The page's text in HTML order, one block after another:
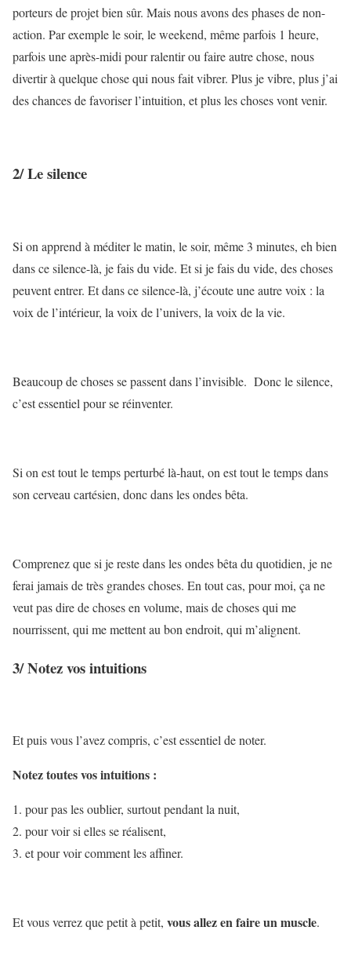
porteurs de projet bien sûr. Mais nous avons des phases de non-
action. Par exemple le soir, le weekend, même parfois 1 heure,
parfois une après-midi pour ralentir ou faire autre chose, nous
divertir à quelque chose qui nous fait vibrer. Plus je vibre, plus j’ai
des chances de favoriser l’intuition, et plus les choses vont venir.
2/ Le silence
Si on apprend à méditer le matin, le soir, même 3 minutes, eh bien
dans ce silence-là, je fais du vide. Et si je fais du vide, des choses
peuvent entrer. Et dans ce silence-là, j’écoute une autre voix : la
voix de l’intérieur, la voix de l’univers, la voix de la vie.
Beaucoup de choses se passent dans l’invisible. Donc le silence,
c’est essentiel pour se réinventer.
Si on est tout le temps perturbé là-haut, on est tout le temps dans
son cerveau cartésien, donc dans les ondes bêta.
Comprenez que si je reste dans les ondes bêta du quotidien, je ne
ferai jamais de très grandes choses. En tout cas, pour moi, ça ne
veut pas dire de choses en volume, mais de choses qui me
nourrissent, qui me mettent au bon endroit, qui m’alignent.
3/ Notez vos intuitions
Et puis vous l’avez compris, c’est essentiel de noter.
Notez toutes vos intuitions :
pour pas les oublier, surtout pendant la nuit,
pour voir si elles se réalisent,
et pour voir comment les affiner.
Et vous verrez que petit à petit, vous allez en faire un muscle.